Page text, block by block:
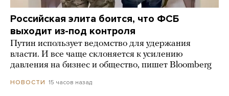
Российская элита боится, что ФСБ
выходит из-под контроля
Путин использует ведомство для удержания
власти. И все чаще склоняется к усилению
давления на бизнес и общество, пишет Bloomberg
НОВОСТИ 15 часов назад